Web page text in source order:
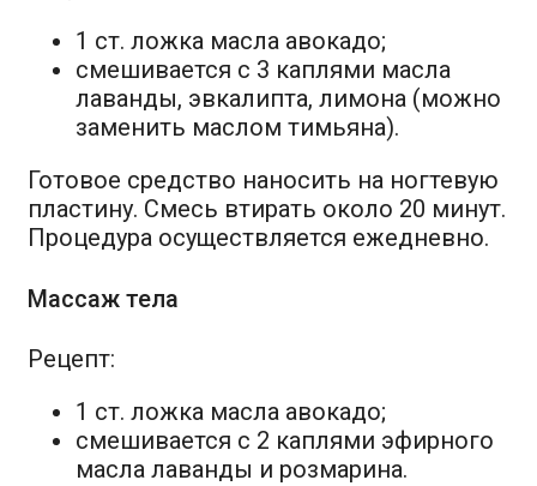
1 ст. ложка масла авокадо;
смешивается с 3 каплями масла
лаванды, эвкалипта, лимона (можно
заменить маслом тимьяна).
Готовое средство наносить на ногтевую
пластину. Смесь втирать около 20 минут.
Процедура осуществляется ежедневно.
Массаж тела
Рецепт:
1 ст. ложка масла авокадо;
смешивается с 2 каплями эфирного
масла лаванды и розмарина.